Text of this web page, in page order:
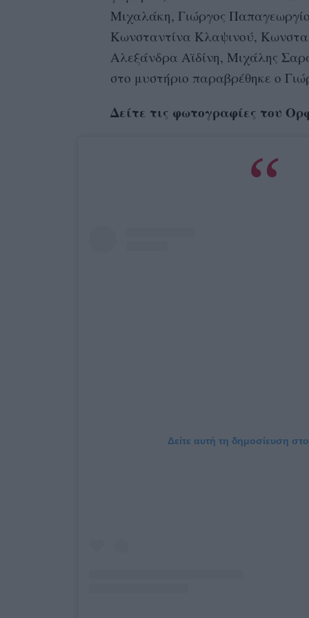
Μιχαλάκη, Γιώργος
Κωνσταντίνα Κλαψινού,
Αλεξάνδρα Αϊδίνη, Μιχάλης
στο μυστήριο παραβρέθηκε ο
Δείτε τις φωτογραφίες του
Δείτε αυτή τη δημοσίευση